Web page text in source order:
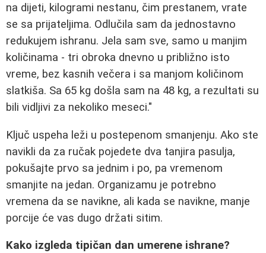
na dijeti, kilogrami nestanu, čim prestanem, vrate
se sa prijateljima. Odlučila sam da jednostavno
redukujem ishranu. Jela sam sve, samo u manjim
količinama - tri obroka dnevno u približno isto
vreme, bez kasnih večera i sa manjom količinom
slatkiša. Sa 65 kg došla sam na 48 kg, a rezultati su
bili vidljivi za nekoliko meseci."
Ključ uspeha leži u postepenom smanjenju. Ako ste
navikli da za ručak pojedete dva tanjira pasulja,
pokušajte prvo sa jednim i po, pa vremenom
smanjite na jedan. Organizamu je potrebno
vremena da se navikne, ali kada se navikne, manje
porcije će vas dugo držati sitim.
Kako izgleda tipičan dan umerene ishrane?